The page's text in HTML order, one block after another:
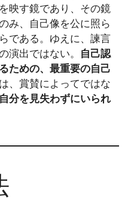
映す鏡であり、その鏡
み、自己像を公に照ら
である。ゆえに、諫言
演出ではない。
自己認
ための、最重要の自己
、賞賛によってではな
分を見失わずにいられ